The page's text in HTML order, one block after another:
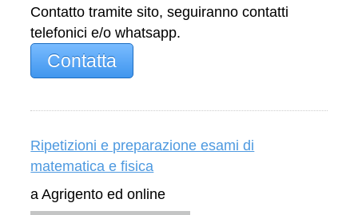
Contatto tramite sito, seguiranno contatti
telefonici e/o whatsapp.
Contatta
Ripetizioni e preparazione esami di
matematica e fisica
a Agrigento ed online